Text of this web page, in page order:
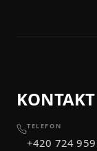
KONTAKT
TELEFON
+420 724